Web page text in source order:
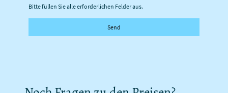
Bitte füllen Sie alle erforderlichen Felder aus.
Send